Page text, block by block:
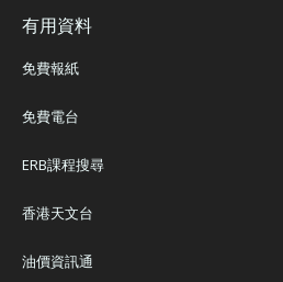
有用資料
免費報紙
免費電台
ERB課程搜尋
香港天文台
油價資訊通